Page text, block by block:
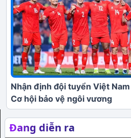
Nhận định đội tuyển Việt
Cơ hội bảo vệ ngôi vương
Đang diễn ra